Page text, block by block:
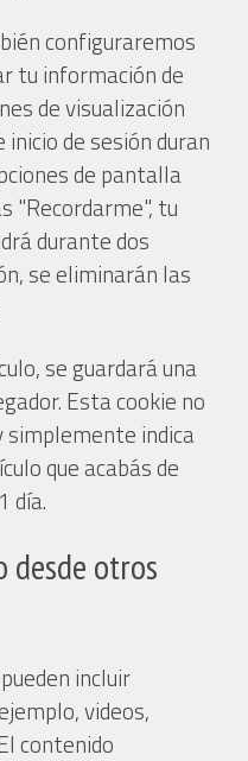
configuraremos
tu información de
de visualización
de sesión duran
de pantalla
"Recordarme", tu
durante dos
se eliminarán las
se guardará una
Esta cookie no
simplemente indica
que acabás de
día.
desde otros
incluir
videos,
contenido